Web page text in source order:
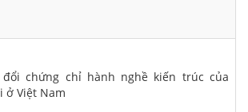
chứng chỉ hành nghề kiến trúc của
ở Việt Nam